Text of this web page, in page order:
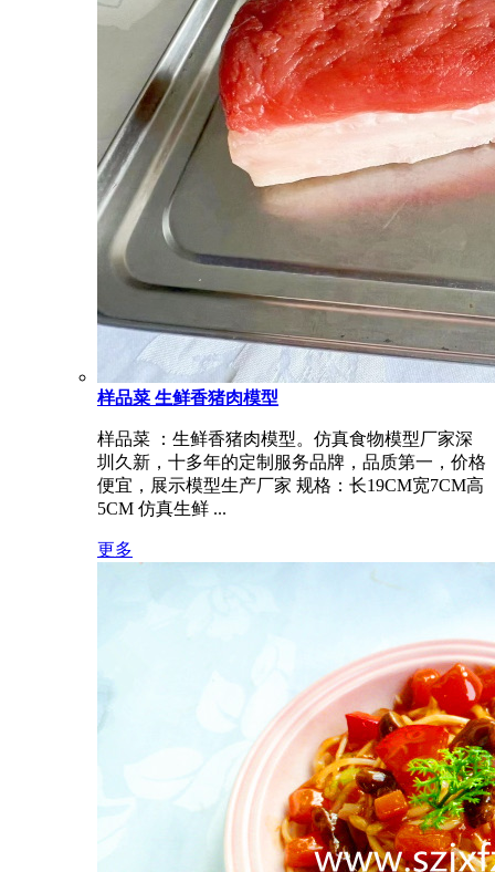
样品菜 生鲜香猪肉模型
样品菜 ：生鲜香猪肉模型。仿真食物模型厂家深
圳久新，十多年的定制服务品牌，品质第一，价格
便宜，展示模型生产厂家 规格：长19CM宽7CM高
5CM 仿真生鲜 ...
更多